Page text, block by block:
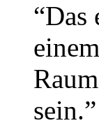
“Das
sein.”